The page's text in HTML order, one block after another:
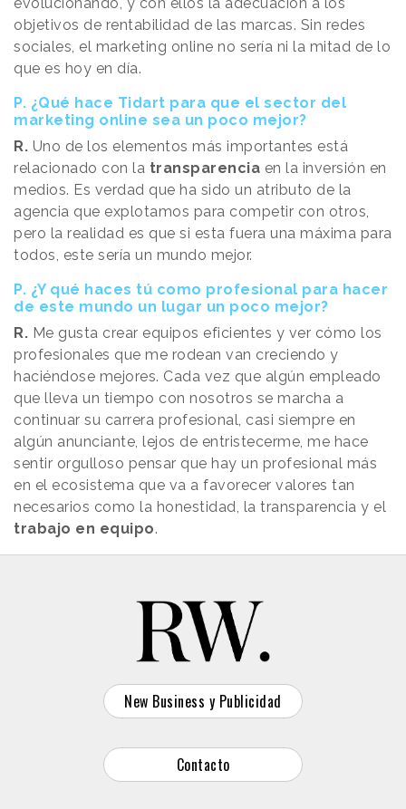
objetivos de rentabilidad de las marcas. Sin redes
sociales, el marketing online no sería ni la mitad de lo
que es hoy en día.
P. ¿Qué hace Tidart para que el sector del
marketing online sea un poco mejor?
R. Uno de los elementos más importantes está
relacionado con la transparencia en la inversión en
medios. Es verdad que ha sido un atributo de la
agencia que explotamos para competir con otros,
pero la realidad es que si esta fuera una máxima para
todos, este sería un mundo mejor.
P. ¿Y qué haces tú como profesional para hacer
de este mundo un lugar un poco mejor?
R. Me gusta crear equipos eficientes y ver cómo los
profesionales que me rodean van creciendo y
haciéndose mejores. Cada vez que algún empleado
que lleva un tiempo con nosotros se marcha a
continuar su carrera profesional, casi siempre en
algún anunciante, lejos de entristecerme, me hace
sentir orgulloso pensar que hay un profesional más
en el ecosistema que va a favorecer valores tan
necesarios como la honestidad, la transparencia y el
trabajo en equipo.
New Business y Publicidad
Contacto